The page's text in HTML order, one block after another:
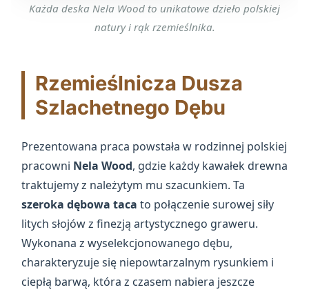
Każda deska Nela Wood to unikatowe dzieło polskiej
natury i rąk rzemieślnika.
Rzemieślnicza Dusza
Szlachetnego Dębu
Prezentowana praca powstała w rodzinnej polskiej
pracowni Nela Wood, gdzie każdy kawałek drewna
traktujemy z należytym mu szacunkiem. Ta
szeroka dębowa taca to połączenie surowej siły
litych słojów z finezją artystycznego graweru.
Wykonana z wyselekcjonowanego dębu,
charakteryzuje się niepowtarzalnym rysunkiem i
ciepłą barwą, która z czasem nabiera jeszcze